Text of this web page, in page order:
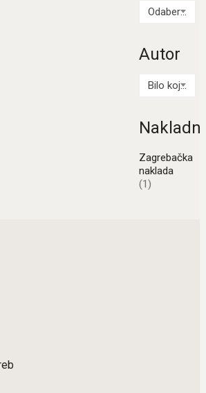
Odaberi kategoriju
Autor
Bilo koji Autor
Zagrebačka
naklada
(1)